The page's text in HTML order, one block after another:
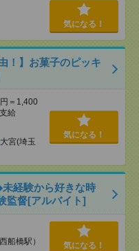
気になる！
！】お菓子のピッキ
＝1,400
給
大宮(埼玉
気になる！
経験から好きな時
監督[アルバイト]
船橋駅） 気になる！